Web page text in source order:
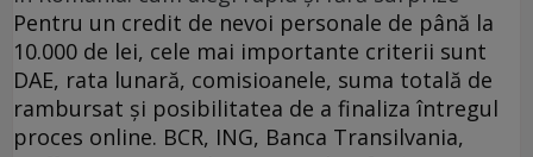
Pentru un credit de nevoi personale de până la
10.000 de lei, cele mai importante criterii sunt
DAE, rata lunară, comisioanele, suma totală de
rambursat și posibilitatea de a finaliza întregul
proces online. BCR, ING, Banca Transilvania,